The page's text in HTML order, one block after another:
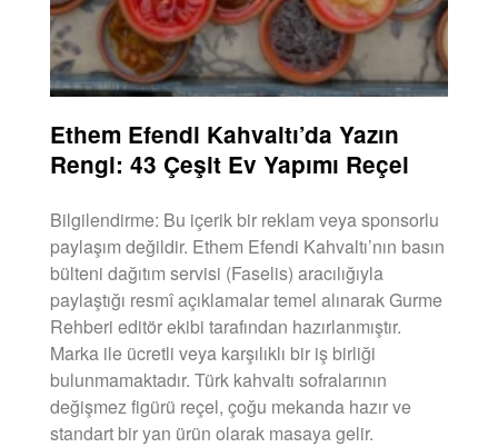
Ethem Efendi Kahvaltı’da Yazın
Rengi: 43 Çeşit Ev Yapımı Reçel
Bilgilendirme: Bu içerik bir reklam veya sponsorlu
paylaşım değildir. Ethem Efendi Kahvaltı’nın basın
bülteni dağıtım servisi (Faselis) aracılığıyla
paylaştığı resmî açıklamalar temel alınarak Gurme
Rehberi editör ekibi tarafından hazırlanmıştır.
Marka ile ücretli veya karşılıklı bir iş birliği
bulunmamaktadır. Türk kahvaltı sofralarının
değişmez figürü reçel, çoğu mekanda hazır ve
standart bir yan ürün olarak masaya gelir.